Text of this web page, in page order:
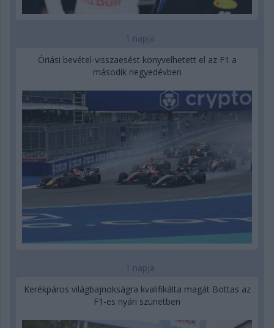
1 napja
Óriási bevétel-visszaesést könyvelhetett el az F1 a
második negyedévben
1 napja
Kerékpáros világbajnokságra kvalifikálta magát Bottas az
F1-es nyári szünetben